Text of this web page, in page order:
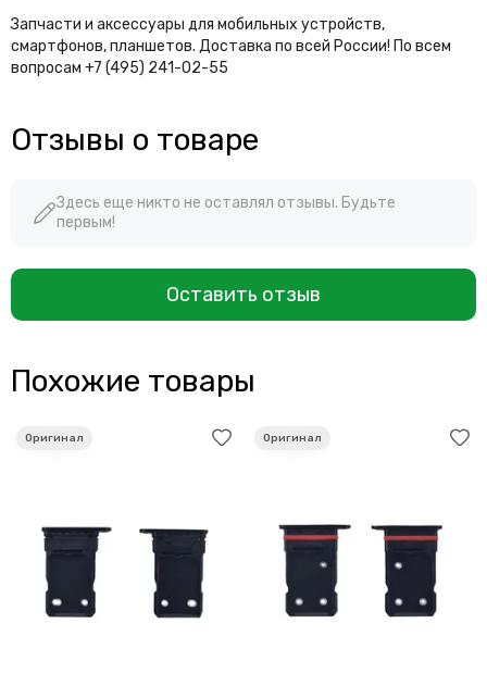
Запчасти и аксессуары для мобильных устройств,
смартфонов, планшетов. Доставка по всей России! По всем
вопросам +7 (495) 241-02-55
Отзывы о товаре
Здесь еще никто не оставлял отзывы. Будьте
первым!
Оставить отзыв
Похожие товары